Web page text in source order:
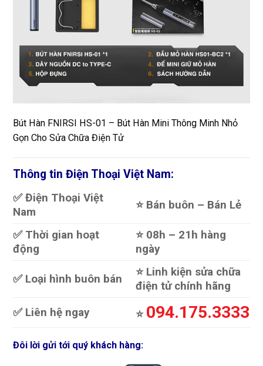
Bút Hàn FNIRSI HS-01 – Bút Hàn Mini Thông Minh Nhỏ
Gọn Cho Sửa Chữa Điện Tử
Thông tin Điện Thoại Việt Nam:
✅ Điện Thoại Việt
Nam
⭐️ Bán buôn – Bán Lẻ
✅ Thời gian hoạt
động
⭐️ 08h – 21h hàng
ngày
✅ Loại hình buôn bán
⭐️ Linh kiện sửa chữa
điện tử chính hãng
✅ Liên hệ ngay
⭐️ 094.175.3333
Đôi lời gửi tới quý khách hàng: